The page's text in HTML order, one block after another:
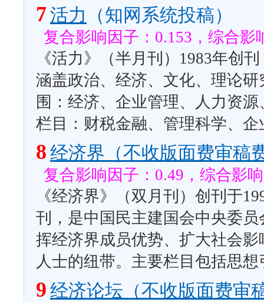
7活力 （知网系统投稿）
复合影响因子：0.153，综合影
《活力》（半月刊）1983年创
涵盖政治、经济、文化、理论
围：经济、企业管理、人力资
栏目：财税金融、管理科学、
8 经济界（不收版面费审稿
复合影响因子：0.49，综合影
《经济界》（双月刊）创刊于
刊，是中国民主建国会中央委
挥经济界成员优势、扩大社会
人士的纽带。主要栏目包括思
9 经济论坛（不收版面费审